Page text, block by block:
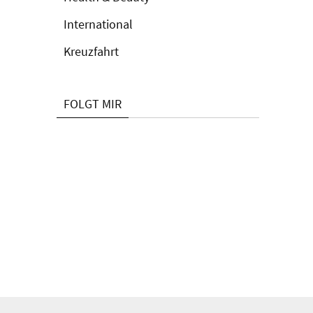
International
Kreuzfahrt
FOLGT MIR